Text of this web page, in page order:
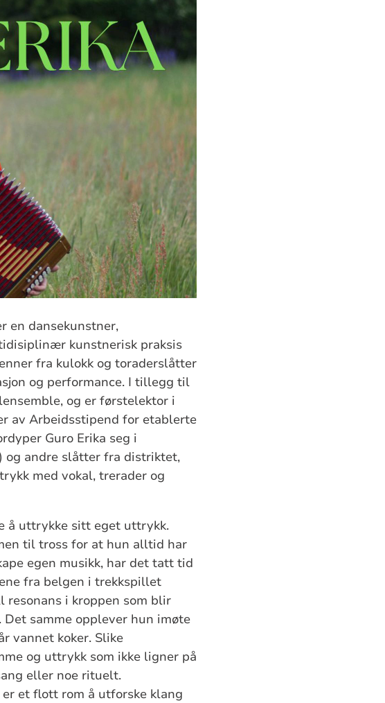
en dansekunstner,
kunstnerisk praksis
fra kulokk og toraderslåtter
og performance. I tillegg til
og er førstelektor i
av Arbeidsstipend for etablerte
Guro Erika seg i
og andre slåtter fra distriktet,
med vokal, trerader og
å uttrykke sitt eget uttrykk.
til tross for at hun alltid har
egen musikk, har det tatt tid
fra belgen i trekkspillet
i kroppen som blir
samme opplever hun imøte
vannet koker. Slike
og uttrykk som ikke ligner på
eller noe rituelt.
et flott rom å utforske klang